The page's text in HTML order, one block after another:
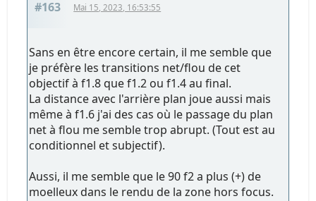
#163 Mai 15, 2023, 16:53:55
Sans en être encore certain, il me semble que
je préfère les transitions net/flou de cet
objectif à f1.8 que f1.2 ou f1.4 au final.
La distance avec l'arrière plan joue aussi mais
même à f1.6 j'ai des cas où le passage du plan
net à flou me semble trop abrupt. (Tout est au
conditionnel et subjectif).
Aussi, il me semble que le 90 f2 a plus (+) de
moelleux dans le rendu de la zone hors focus.